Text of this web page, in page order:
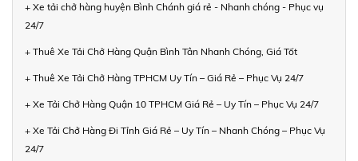
+ Xe tải chở hàng huyện Bình Chánh giá rẻ - Nhanh chóng - Phục vụ
24/7
+ Thuê Xe Tải Chở Hàng Quận Bình Tân Nhanh Chóng, Giá Tốt
+ Thuê Xe Tải Chở Hàng TPHCM Uy Tín – Giá Rẻ – Phục Vụ 24/7
+ Xe Tải Chở Hàng Quận 10 TPHCM Giá Rẻ – Uy Tín – Phục Vụ 24/7
+ Xe Tải Chở Hàng Đi Tỉnh Giá Rẻ – Uy Tín – Nhanh Chóng – Phục Vụ
24/7